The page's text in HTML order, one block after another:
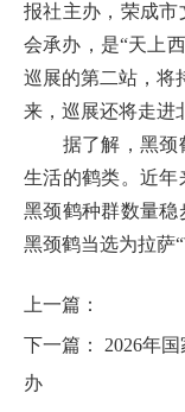
报社主办，荣成市
会承办，是“天上
巡展的第二站，将
来，巡展还将走进
据了解，黑颈鹤
生活的鹤类。近年
黑颈鹤种群数量稳
黑颈鹤当选为拉萨“
上一篇：
下一篇： 2026年
办